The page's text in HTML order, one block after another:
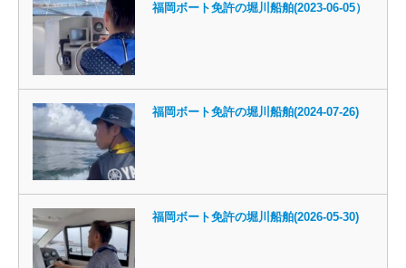
福岡ボート免許の堀川船舶(2023-06-05）
福岡ボート免許の堀川船舶(2024-07-26)
福岡ボート免許の堀川船舶(2026-05-30)